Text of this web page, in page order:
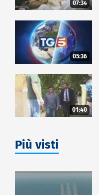
07:34
05:36
01:40
Più visti